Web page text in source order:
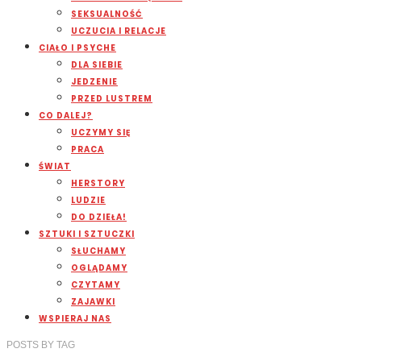
SEKSUALNOŚĆ
UCZUCIA I RELACJE
CIAŁO I PSYCHE
DLA SIEBIE
JEDZENIE
PRZED LUSTREM
CO DALEJ?
UCZYMY SIĘ
PRACA
ŚWIAT
HERSTORY
LUDZIE
DO DZIEŁA!
SZTUKI I SZTUCZKI
SŁUCHAMY
OGLĄDAMY
CZYTAMY
ZAJAWKI
WSPIERAJ NAS
POSTS BY TAG